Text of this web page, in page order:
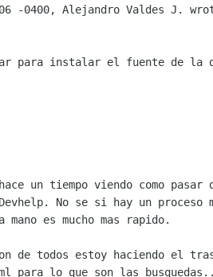
-0400, Alejandro Valdes J.
para instalar el fuente de la
un tiempo viendo como pasar
No se si hay un proceso
es mucho mas rapido.
de todos estoy haciendo el
para lo que son las